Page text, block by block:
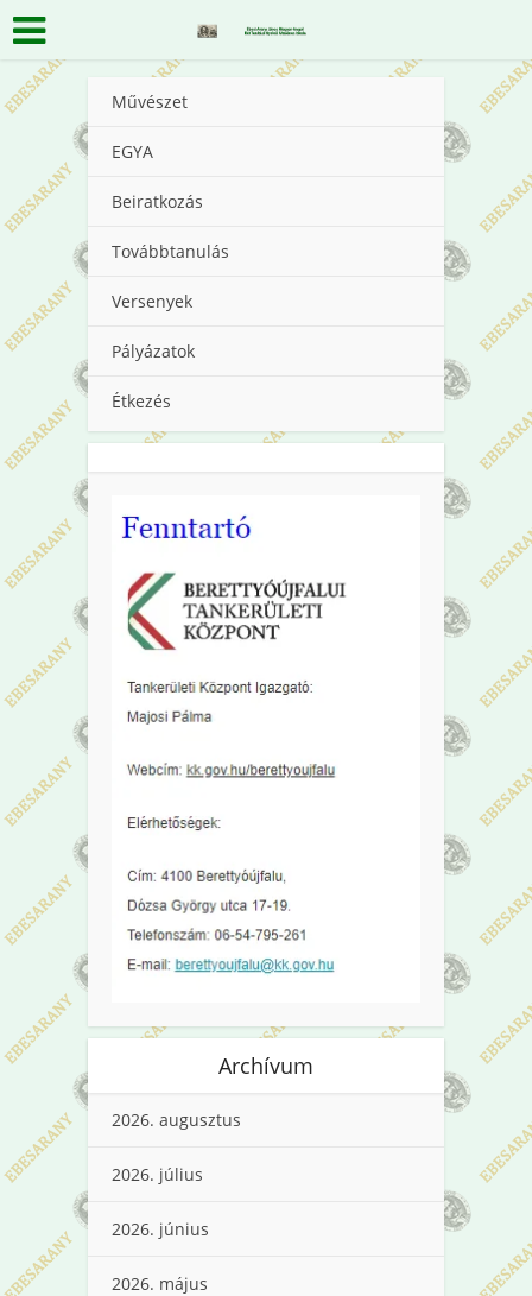
Művészet
EGYA
Beiratkozás
Továbbtanulás
Versenyek
Pályázatok
Étkezés
Archívum
2026. augusztus
2026. július
2026. június
2026. május